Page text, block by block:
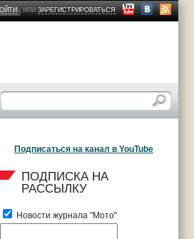
ИЛИЗАРЕГИСТРИРОВАТЬСЯ
Подписаться на канал в YouTube
ПОДПИСКА НА
РАССЫЛКУ
Новости журнала "Мото"